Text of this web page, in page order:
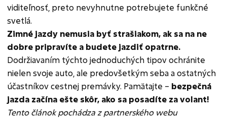
viditeľnosť, preto nevyhnutne potrebujete funkčné
svetlá.
Zimné jazdy nemusia byť strašiakom, ak sa na ne
dobre pripravíte a budete jazdiť opatrne.
Dodržiavaním týchto jednoduchých tipov ochránite
nielen svoje auto, ale predovšetkým seba a ostatných
účastníkov cestnej premávky. Pamätajte – bezpečná
jazda začína ešte skôr, ako sa posadíte za volant!
Tento článok pochádza z partnerského webu